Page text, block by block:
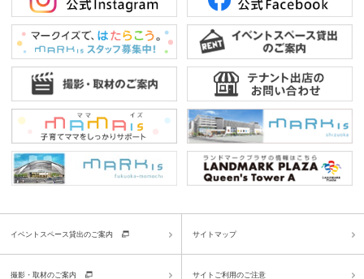
イベントスペース貸出のご案内
撮影・取材のご案内
サイトマップ
サイトご利用のご注意